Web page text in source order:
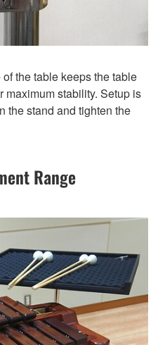
the table keeps the table
maximum stability. Setup is
the stand and tighten the
Range